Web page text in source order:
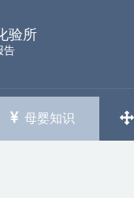
验所
告
母婴知识